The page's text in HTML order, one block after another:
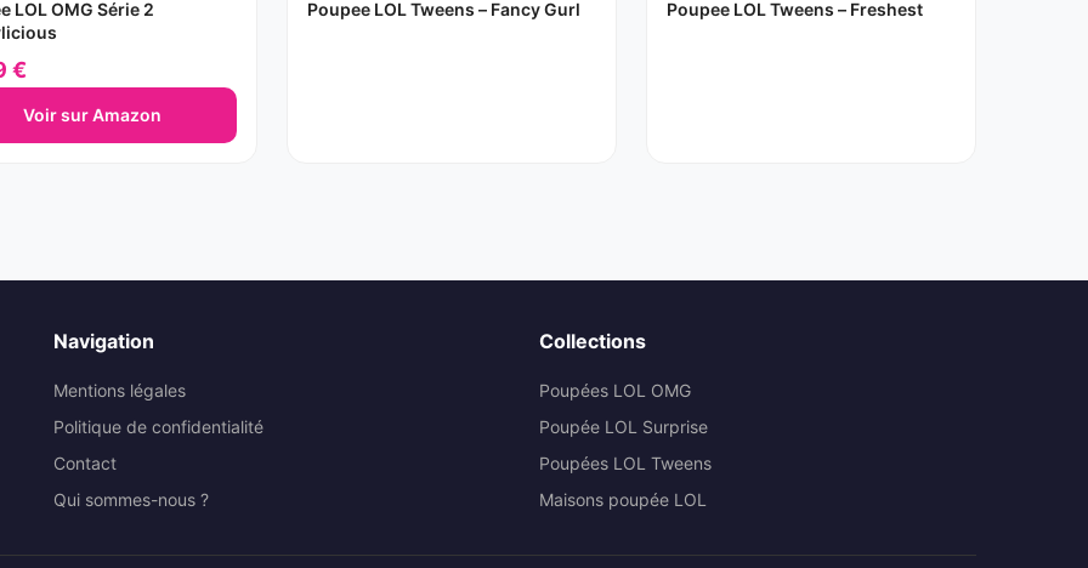
grammes
LOL OMG Série 2
€
Voir sur Amazon
Poupee LOL Tweens – Fancy Gurl Poupee LOL Tweens – Freshest
Navigation
Mentions légales
Politique de confidentialité
Contact
Qui sommes-nous ?
Collections
Poupées LOL OMG
Poupée LOL Surprise
Poupées LOL Tweens
Maisons poupée LOL